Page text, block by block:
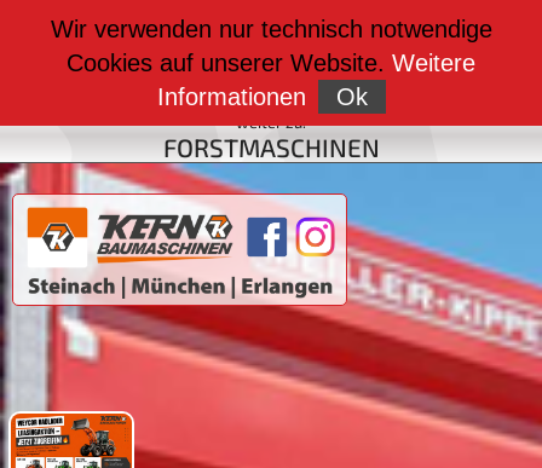
BAUMASCHINEN
weiter zu:
FAHRZEUGBAU
weiter zu:
FORSTMASCHINEN
Wir verwenden nur technisch notwendige
Cookies auf unserer Website. Weitere
Informationen
Ok